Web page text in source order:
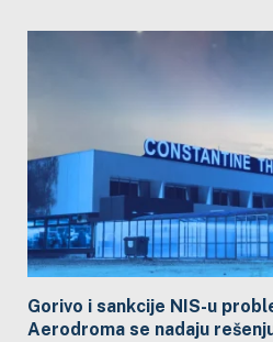
Gorivo i sankcije NIS-u
Aerodroma se nadaju